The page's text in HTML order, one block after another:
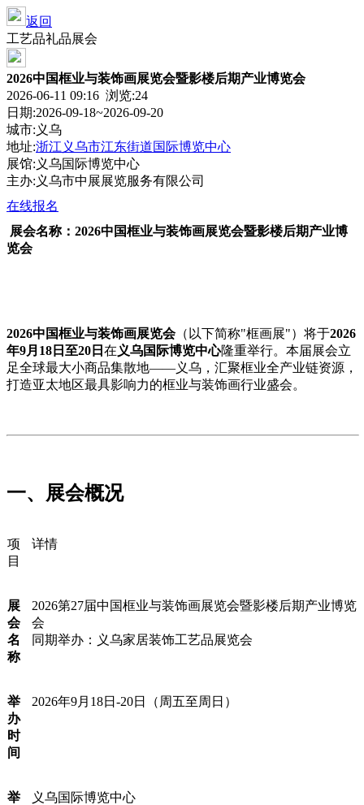
返回
工艺品礼品展会
2026中国框业与装饰画展览会暨影楼后期产业博览会
2026-06-11 09:16 浏览:24
日期:2026-09-18~2026-09-20
城市:义乌
地址:浙江义乌市江东街道国际博览中心
展馆:义乌国际博览中心
主办:义乌市中展展览服务有限公司
在线报名
展会名称：2026中国框业与装饰画展览会暨影楼后期产业博
览会
2026中国框业与装饰画展览会（以下简称"框画展"）将于2026
年9月18日至20日 在 义乌国际博览中心隆重举行。本届展会立
足全球最大小商品集散地——义乌，汇聚框业全产业链资源，
打造亚太地区最具影响力的框业与装饰画行业盛会。
一、展会概况
项
目
详情
展
会
名
称
2026第27届中国框业与装饰画展览会暨影楼后期产业博览
会
同期举办：义乌家居装饰工艺品展览会
举
办
时
间
2026年9月18日-20日（周五至周日）
举
义乌国际博览中心